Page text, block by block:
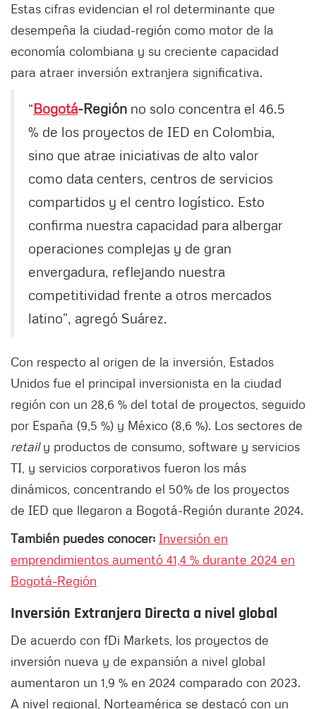
Estas cifras evidencian el rol determinante que
desempeña la ciudad-región como motor de la
economía colombiana y su creciente capacidad
para atraer inversión extranjera significativa.
“Bogotá-Región no solo concentra el 46.5
% de los proyectos de IED en Colombia,
sino que atrae iniciativas de alto valor
como data centers, centros de servicios
compartidos y el centro logístico. Esto
confirma nuestra capacidad para albergar
operaciones complejas y de gran
envergadura, reflejando nuestra
competitividad frente a otros mercados
latino”, agregó Suárez.
Con respecto al origen de la inversión, Estados
Unidos fue el principal inversionista en la ciudad
región con un 28,6 % del total de proyectos, seguido
por España (9,5 %) y México (8,6 %). Los sectores de
retaily productos de consumo, software y servicios
TI, y servicios corporativos fueron los más
dinámicos, concentrando el 50% de los proyectos
de IED que llegaron a Bogotá-Región durante 2024.​
También puedes conocer: Inversión en
emprendimientos aumentó 41,4 % durante 2024 en
Bogotá-Región
Inversión Extranjera Directa a nivel global
De acuerdo con fDi Markets, los proyectos de
inversión nueva y de expansión a nivel global
aumentaron un 1,9 % en 2024 comparado con 2023.
A nivel regional, Norteamérica se destacó con un